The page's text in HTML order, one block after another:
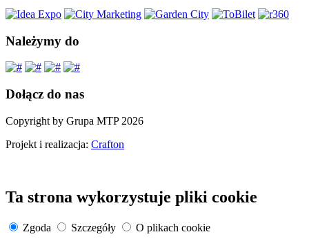
Należymy do
Dołącz do nas
Copyright by Grupa MTP 2026
Projekt i realizacja: Crafton
Ta strona wykorzystuje pliki cookie
Zgoda Szczegóły
O plikach cookie